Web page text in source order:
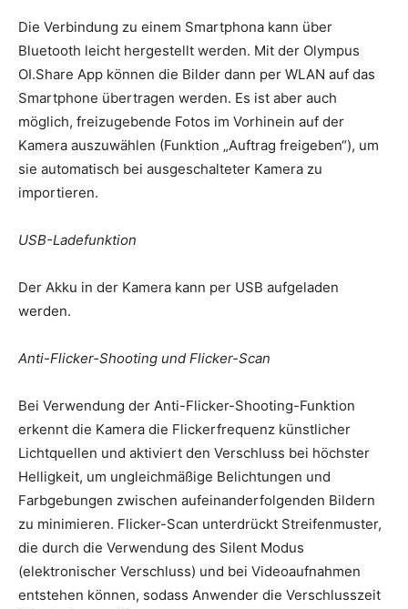
Die Verbindung zu einem Smartphona kann über
Bluetooth leicht hergestellt werden. Mit der Olympus
OI.Share App können die Bilder dann per WLAN auf das
Smartphone übertragen werden. Es ist aber auch
möglich, freizugebende Fotos im Vorhinein auf der
Kamera auszuwählen (Funktion „Auftrag freigeben“), um
sie automatisch bei ausgeschalteter Kamera zu
importieren.
USB-Ladefunktion
Der Akku in der Kamera kann per USB aufgeladen
werden.
Anti-Flicker-Shooting und Flicker-Scan
Bei Verwendung der Anti-Flicker-Shooting-Funktion
erkennt die Kamera die Flickerfrequenz künstlicher
Lichtquellen und aktiviert den Verschluss bei höchster
Helligkeit, um ungleichmäßige Belichtungen und
Farbgebungen zwischen aufeinanderfolgenden Bildern
zu minimieren. Flicker-Scan unterdrückt Streifenmuster,
die durch die Verwendung des Silent Modus
(elektronischer Verschluss) und bei Videoaufnahmen
entstehen können, sodass Anwender die Verschlusszeit